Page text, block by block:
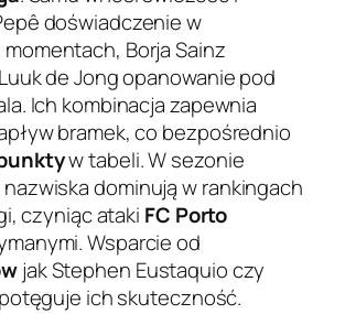
doświadczenie w
Borja Sainz
de Jong opanowanie pod
Ich kombinacja zapewnia
bramek, co bezpośrednio
w tabeli. W sezonie
dominują w rankingach
czyniąc ataki FC Porto
Wsparcie od
jak Stephen Eustaquio czy
ich skuteczność.